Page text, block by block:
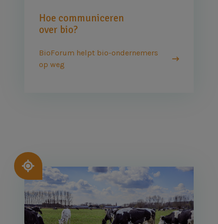
Hoe communiceren
over bio?
BioForum helpt bio-ondernemers
op weg
Afbeelding